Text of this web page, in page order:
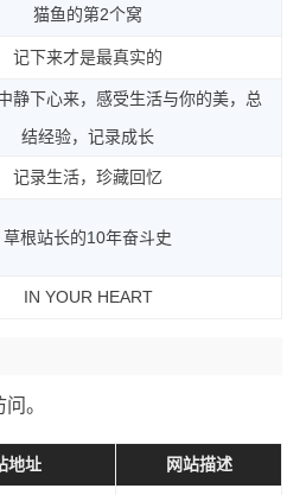
猫鱼的第2个窝
记下来才是最真实的
静下心来，感受生活与你的美，总
结经验，记录成长
记录生活，珍藏回忆
草根站长的10年奋斗史
IN YOUR HEART
。
地址 网站描述